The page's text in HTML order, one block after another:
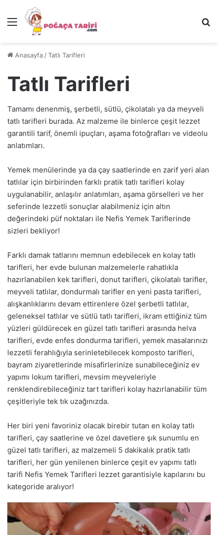
Menü
Anasayfa /Tatlı Tarifleri
Tatlı Tarifleri
Tamamı denenmiş, şerbetli, sütlü, çikolatalı ya da meyveli
tatlı tarifleri burada. Az malzeme ile binlerce çeşit lezzet
garantili tarif, önemli ipuçları, aşama fotoğrafları ve videolu
anlatımları.
Yemek menülerinde ya da çay saatlerinde en zarif yeri alan
tatlılar için birbirinden farklı pratik tatlı tarifleri kolay
uygulanabilir, anlaşılır anlatımları, aşama görselleri ve her
seferinde lezzetli sonuçlar alabilmeniz için altın
değerindeki püf noktaları ile Nefis Yemek Tariflerinde
sizleri bekliyor!
Farklı damak tatlarını memnun edebilecek en kolay tatlı
tarifleri, her evde bulunan malzemelerle rahatlıkla
hazırlanabilen kek tarifleri, donut tarifleri, çikolatalı tarifler,
meyveli tatlılar, dondurmalı tarifler en yeni pasta tarifleri,
alışkanlıklarını devam ettirenlere özel şerbetli tatlılar,
geleneksel tatlılar ve sütlü tatlı tarifleri, ikram ettiğiniz tüm
yüzleri güldürecek en güzel tatlı tarifleri arasında helva
tarifleri, evde enfes dondurma tarifleri, yemek masalarınızı
lezzetli ferahlığıyla serinletebilecek komposto tarifleri,
bayram ziyaretlerinde misafirlerinize sunabileceğiniz ev
yapımı lokum tarifleri, mevsim meyveleriyle
renklendirebileceğiniz tart tarifleri kolay hazırlanabilir tüm
çeşitleriyle tek tık uzağınızda.
Her biri yeni favoriniz olacak birebir tutan en kolay tatlı
tarifleri, çay saatlerine ve özel davetlere şık sunumlu en
güzel tatlı tarifleri, az malzemeli 5 dakikalık pratik tatlı
tarifleri, her gün yenilenen binlerce çeşit ev yapımı tatlı
tarifi Nefis Yemek Tarifleri lezzet garantisiyle kapılarını bu
kategoride aralıyor!